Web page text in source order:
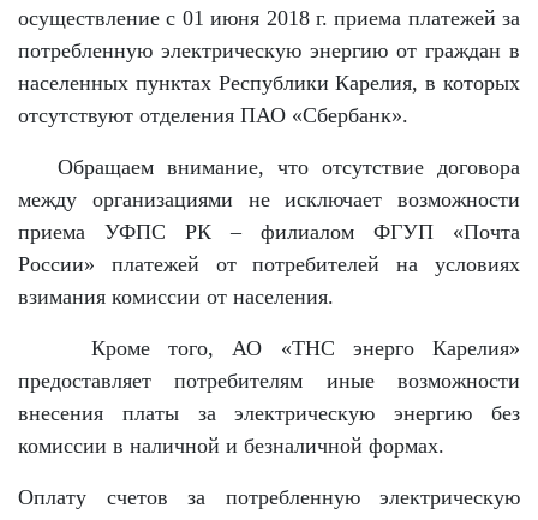
осуществление с 01 июня 2018 г. приема платежей за
потребленную электрическую энергию от граждан в
населенных пунктах Республики Карелия, в которых
отсутствуют отделения ПАО «Сбербанк».
Обращаем внимание, что отсутствие договора
между организациями не исключает возможности
приема УФПС РК – филиалом ФГУП «Почта
России» платежей от потребителей на условиях
взимания комиссии от населения.
Кроме того, АО «ТНС энерго Карелия»
предоставляет потребителям иные возможности
внесения платы за электрическую энергию без
комиссии в наличной и безналичной формах.
Оплату счетов за потребленную электрическую